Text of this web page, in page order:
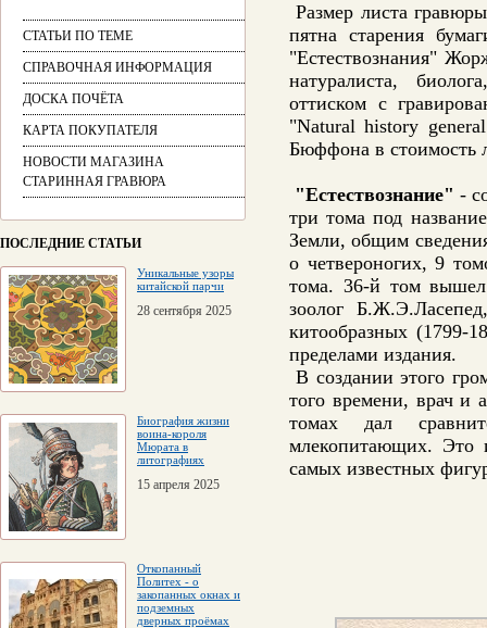
СТАТЬИ ПО ТЕМЕ
СПРАВОЧНАЯ ИНФОРМАЦИЯ
ДОСКА ПОЧЁТА
КАРТА ПОКУПАТЕЛЯ
НОВОСТИ МАГАЗИНА
СТАРИННАЯ ГРАВЮРА
ПОСЛЕДНИЕ СТАТЬИ
Уникальные узоры
китайской парчи
28 сентября 2025
Биография жизни
воина-короля
Мюрата в
литографиях
15 апреля 2025
Откопанный
Политех - о
закопанных окнах и
подземных
дверных проёмах
Размер листа
пятна старения
"Естествознания"
натуралиста,
оттиском с
"Natural history
Бюффона в стоимость
"Естествознание" -
три тома под
Земли, общим
о четвероногих, 9
тома. 36-й том
зоолог
китообразных (1799-
пределами издания.
В создании этого
того времени, врач и
томах дал
млекопитающих. Это
самых известных